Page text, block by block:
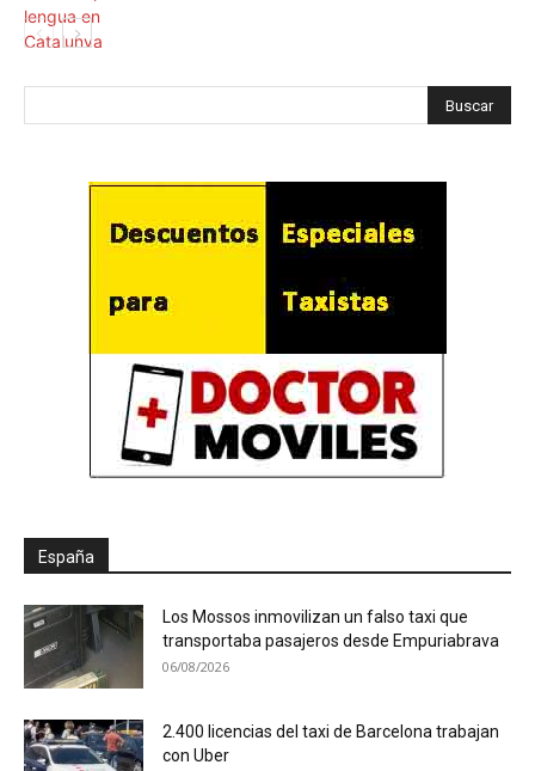
España
Los Mossos inmovilizan un falso taxi que
transportaba pasajeros desde Empuriabrava
06/08/2026
2.400 licencias del taxi de Barcelona trabajan
con Uber